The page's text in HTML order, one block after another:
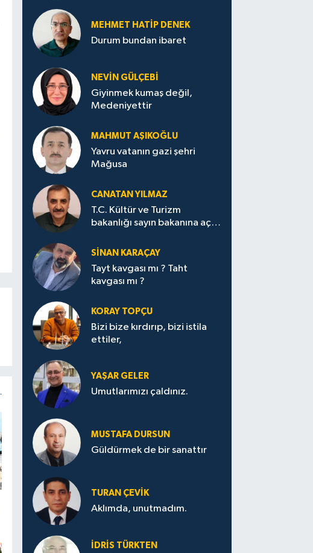
MEHMET HATİP DENEK
Durum bundan ibaret
NEVİN GÜLÇEBİ
Giyinmek kumaş değil,
Medeniyettir
MAHMUT AŞIKOĞLU
Yavru vatanın gazi şehri
Mağusa
CANATAN YILMAZ
T.C. Kültür ve Turizm
bakanlığı sayın bakanına açık
SİNAN KARAÇAY
Tayt kavgası mı ? Taht
kavgası mı ?
KORAY TOPÇU
Bizi bize kırdırıp, bizi istila
ettiler,
YAŞAR GELER
Umutlarımızı çaldınız.
MUSTAFA DURSUN
Güldürmek de bir sanattır
TURAN ÇEVİK
Aklımda, unutmadım.
İDRİS TÜRKTEN